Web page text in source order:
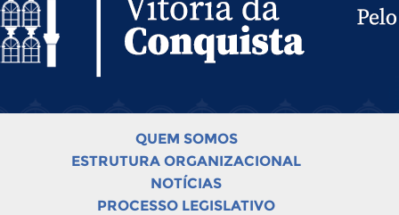
QUEM SOMOS
ESTRUTURA ORGANIZACIONAL
NOTÍCIAS
PROCESSO LEGISLATIVO